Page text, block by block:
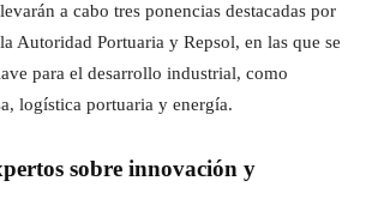
a cabo tres ponencias destacadas por
Autoridad Portuaria y Repsol, en las que se
para el desarrollo industrial, como
logística portuaria y energía.
sobre innovación y